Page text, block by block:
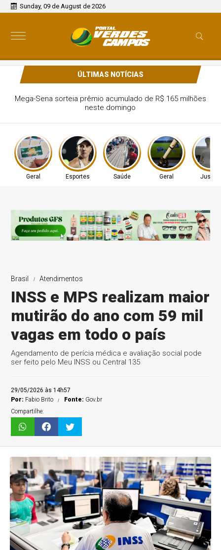
Sunday, 09 de August de 2026
ÚLTIMAS NOTÍCIAS
anuncia pausa na carreira neste
Geral Esportes Saúde Geral Justiça
Brasil Atendimentos
INSS e MPS realizam maior
mutirão do ano com 59 mil
vagas em todo o país
Agendamento de perícia médica e avaliação social pode
ser feito pelo Meu INSS ou Central 135
29/05/2026 às 14h57
Por: Fabio Brito Fonte: Gov.br
Compartilhe: